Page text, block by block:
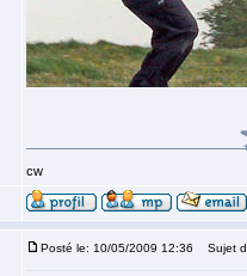
cw
Posté le: 10/05/2009 12:36 Sujet